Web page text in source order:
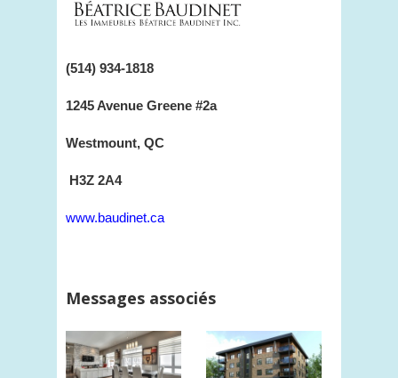
(514) 934-1818
1245 Avenue Greene #2a
Westmount, QC
H3Z 2A4
www.baudinet.ca
Messages associés